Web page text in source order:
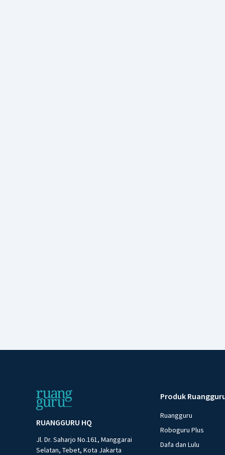
RUANGGURU HQ
Jl. Dr. Saharjo No.161, Manggarai
Selatan, Tebet, Kota Jakarta
Produk
Ruangguru
Roboguru Plus
Dafa dan Lulu